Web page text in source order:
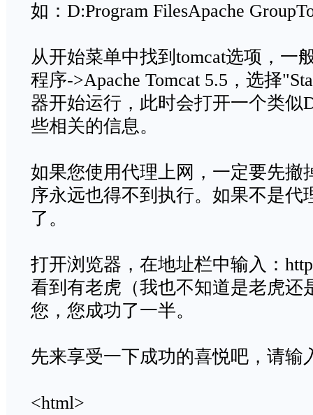
如：D:Program FilesApache
从开始菜单中找到tomcat选项，一
程序->Apache Tomcat 5.5，选择
器开始运行，此时会打开一个类似
些相关的信息。
如果您使用代理上网，一定要先撤
序永远也得不到执行。如果不是代
了。
打开浏览器，在地址栏中输入：
看到有老虎（我也不知道是老虎还
您，您成功了一半。
先来享受一下成功的喜悦吧，请输
<html>